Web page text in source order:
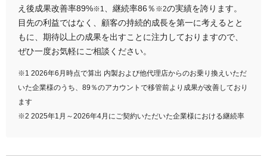
え後成果改善率89%※1、継続率86％ ※2の実績を誇ります。
目先の利益ではなく、顧客の持続的成長を第一に考えるとと
もに、期待以上の成果を出すことに注力しておりますので、
ぜひ一度お気軽にご相談ください。
※1 2026年6月時点で算出 内製および他代理店からのお乗り換えいただ
いた企業様のうち、89％のアカウントで移管前より成果が改善しており
ます
※2 2025年1月～2026年4月にご契約いただいた企業様における継続率